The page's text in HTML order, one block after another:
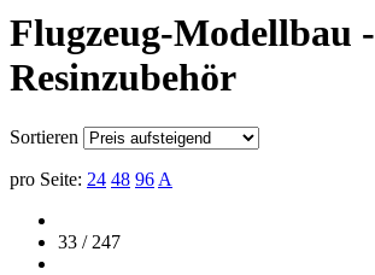
Flugzeug-Modellbau -
Resinzubehör
Sortieren
pro Seite: 24 48 96 A
33 / 247